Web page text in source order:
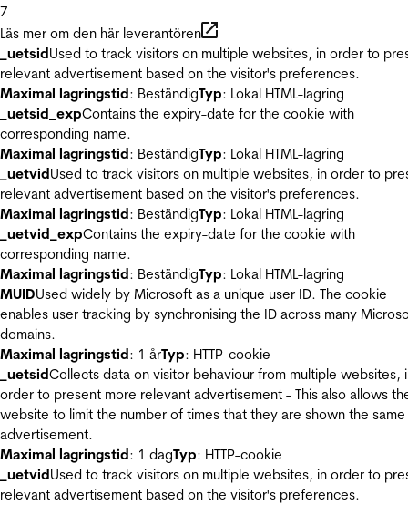
7
Läs mer om den här leverantören
_uetsidUsed to track visitors on multiple websites, in order to
relevant advertisement based on the visitor's preferences.
Maximal lagringstid: BeständigTyp: Lokal HTML-lagring
_uetsid_expContains the expiry-date for the cookie with
corresponding name.
Maximal lagringstid: BeständigTyp: Lokal HTML-lagring
_uetvidUsed to track visitors on multiple websites, in order to
relevant advertisement based on the visitor's preferences.
Maximal lagringstid: BeständigTyp: Lokal HTML-lagring
_uetvid_expContains the expiry-date for the cookie with
corresponding name.
Maximal lagringstid: BeständigTyp: Lokal HTML-lagring
MUIDUsed widely by Microsoft as a unique user ID. The cookie
enables user tracking by synchronising the ID across many
domains.
Maximal lagringstid: 1 årTyp: HTTP-cookie
_uetsidCollects data on visitor behaviour from multiple websites,
order to present more relevant advertisement - This also allows
website to limit the number of times that they are shown the same
advertisement.
Maximal lagringstid: 1 dagTyp: HTTP-cookie
_uetvidUsed to track visitors on multiple websites, in order to
relevant advertisement based on the visitor's preferences.